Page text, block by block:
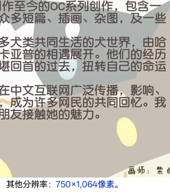
其他分辨率： 750×1,064像素。